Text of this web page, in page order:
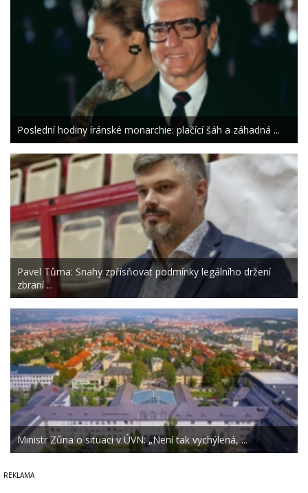
Poslední hodiny íránské monarchie: plačící šáh a záhadná ...
Pavel Tůma: Snahy zpřísňovat podmínky legálního držení
zbraní ...
Ministr Zůna o situaci v ÚVN: „Není tak vychýlená, ...